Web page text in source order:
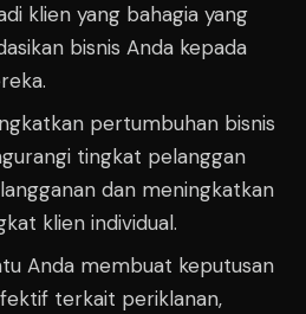
klien yang bahagia yang
bisnis Anda kepada
pertumbuhan bisnis
tingkat pelanggan
dan meningkatkan
klien individual.
Anda membuat keputusan
terkait periklanan,